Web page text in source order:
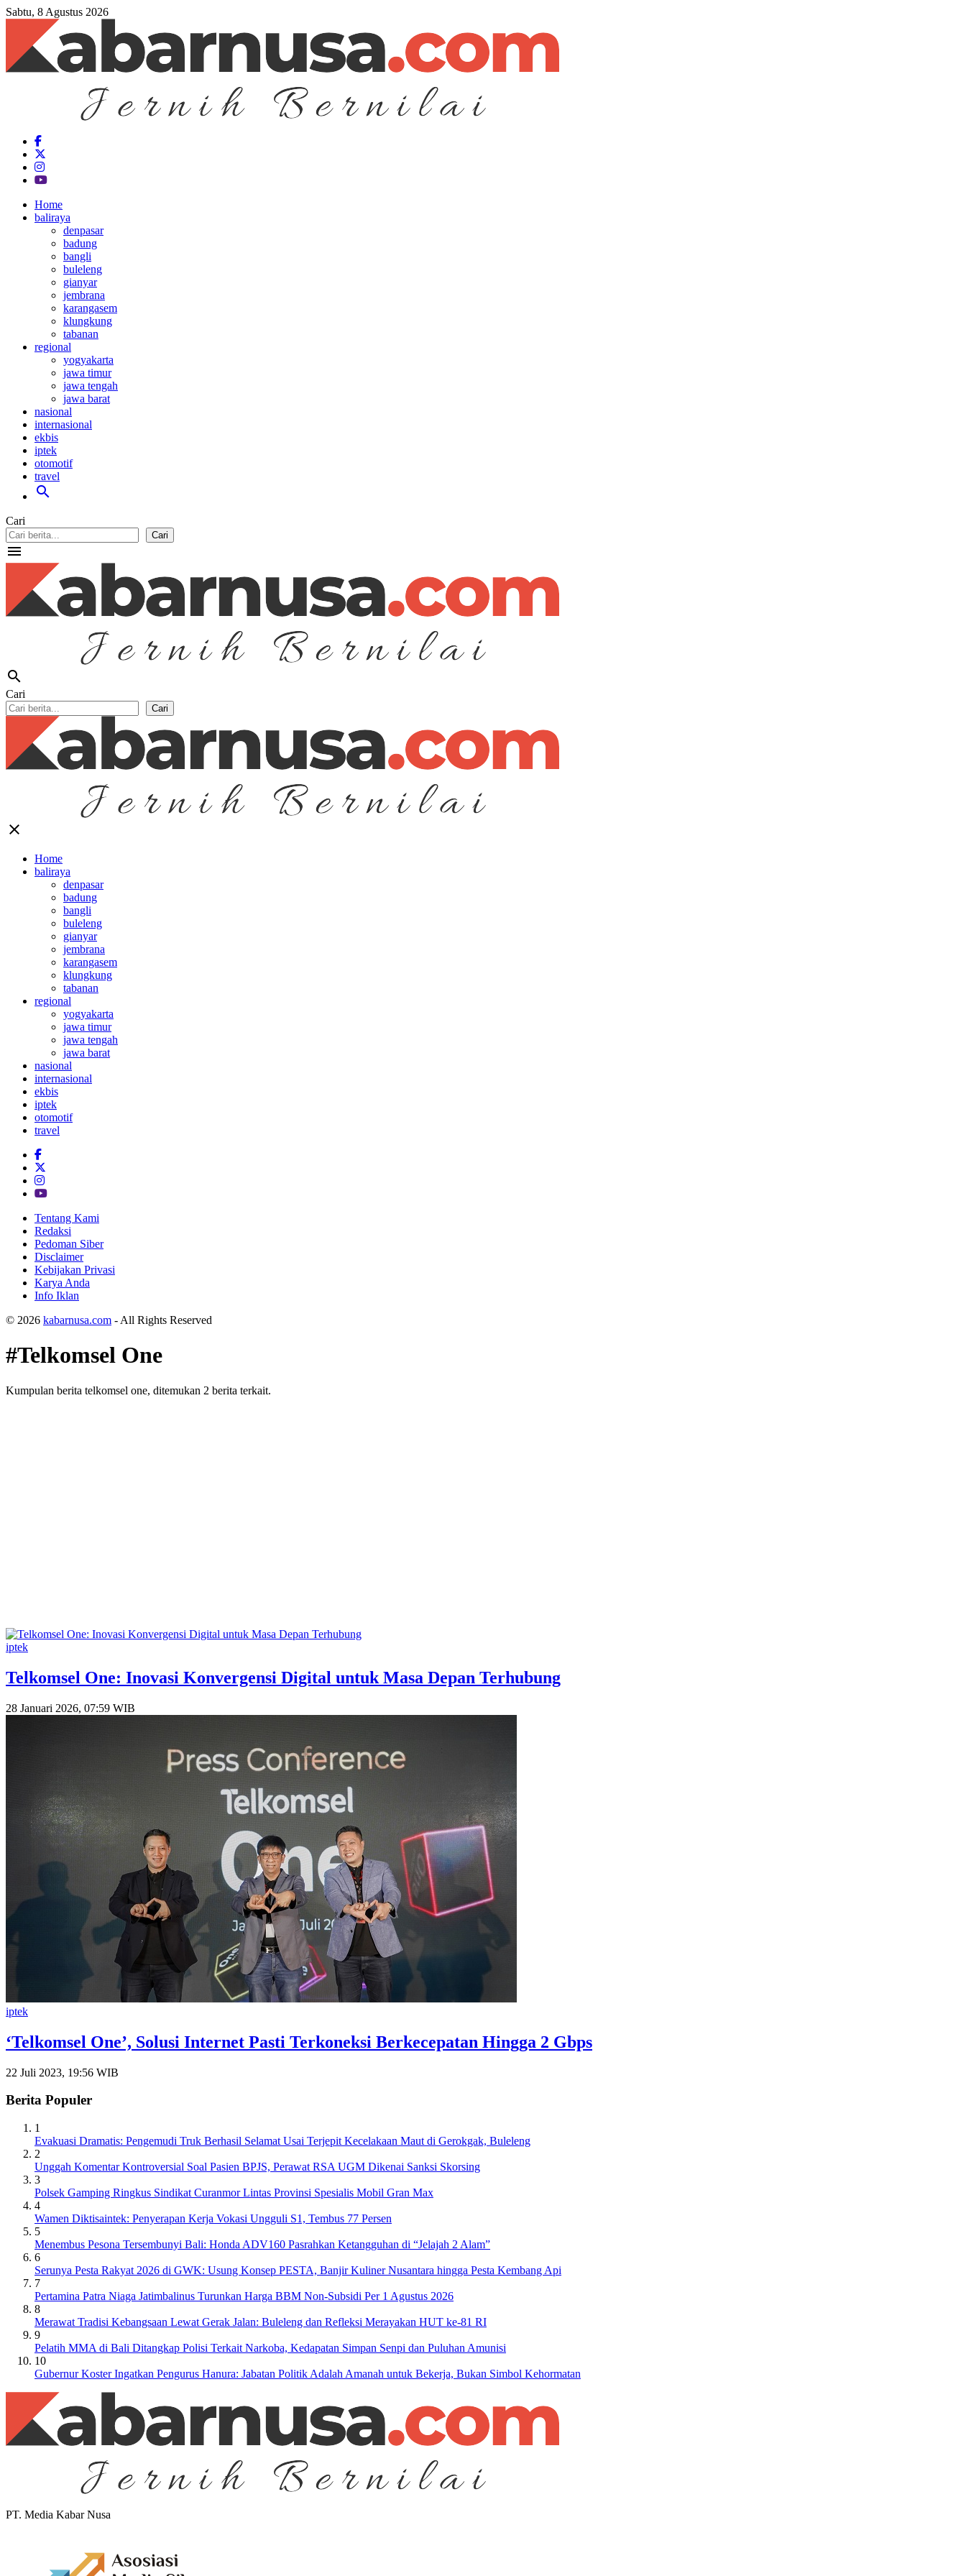
Sabtu, 8 Agustus 2026
Home
baliraya
denpasar
badung
bangli
buleleng
gianyar
jembrana
karangasem
klungkung
tabanan
regional
yogyakarta
jawa timur
jawa tengah
jawa barat
nasional
internasional
ekbis
iptek
otomotif
travel
search
Cari
Cari
menu
search
Cari
Cari
close
Home
baliraya
denpasar
badung
bangli
buleleng
gianyar
jembrana
karangasem
klungkung
tabanan
regional
yogyakarta
jawa timur
jawa tengah
jawa barat
nasional
internasional
ekbis
iptek
otomotif
travel
Tentang Kami
Redaksi
Pedoman Siber
Disclaimer
Kebijakan Privasi
Karya Anda
Info Iklan
© 2026 kabarnusa.com - All Rights Reserved
#Telkomsel One
Kumpulan berita telkomsel one, ditemukan 2 berita terkait.
iptek
Telkomsel One: Inovasi Konvergensi Digital untuk Masa Depan Terhubung
28 Januari 2026, 07:59 WIB
iptek
‘Telkomsel One’, Solusi Internet Pasti Terkoneksi Berkecepatan Hingga 2 Gbps
22 Juli 2023, 19:56 WIB
Berita Populer
1
Evakuasi Dramatis: Pengemudi Truk Berhasil Selamat Usai Terjepit Kecelakaan Maut di Gerokgak, Buleleng
2
Unggah Komentar Kontroversial Soal Pasien BPJS, Perawat RSA UGM Dikenai Sanksi Skorsing
3
Polsek Gamping Ringkus Sindikat Curanmor Lintas Provinsi Spesialis Mobil Gran Max
4
Wamen Diktisaintek: Penyerapan Kerja Vokasi Ungguli S1, Tembus 77 Persen
5
Menembus Pesona Tersembunyi Bali: Honda ADV160 Pasrahkan Ketangguhan di “Jelajah 2 Alam”
6
Serunya Pesta Rakyat 2026 di GWK: Usung Konsep PESTA, Banjir Kuliner Nusantara hingga Pesta Kembang Api
7
Pertamina Patra Niaga Jatimbalinus Turunkan Harga BBM Non-Subsidi Per 1 Agustus 2026
8
Merawat Tradisi Kebangsaan Lewat Gerak Jalan: Buleleng dan Refleksi Merayakan HUT ke-81 RI
9
Pelatih MMA di Bali Ditangkap Polisi Terkait Narkoba, Kedapatan Simpan Senpi dan Puluhan Amunisi
10
Gubernur Koster Ingatkan Pengurus Hanura: Jabatan Politik Adalah Amanah untuk Bekerja, Bukan Simbol Kehormatan
PT. Media Kabar Nusa